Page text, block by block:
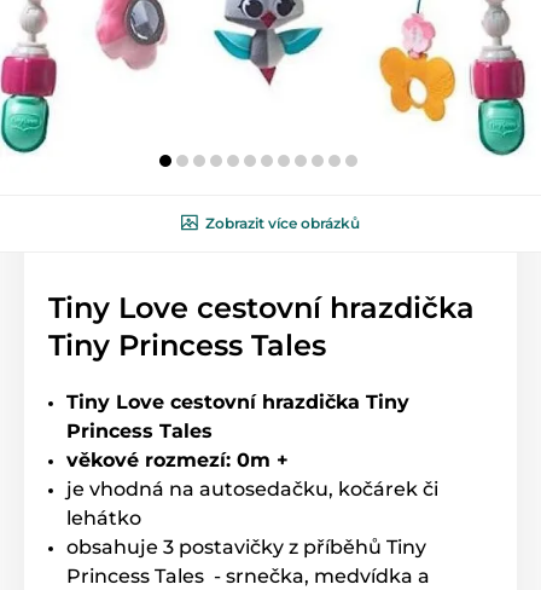
Zobrazit více obrázků
Tiny Love cestovní hrazdička
Tiny Princess Tales
Tiny Love cestovní hrazdička Tiny
Princess Tales
věkové rozmezí: 0m +
je vhodná na autosedačku, kočárek či
lehátko
obsahuje 3 postavičky z příběhů Tiny
Princess Tales - srnečka, medvídka a